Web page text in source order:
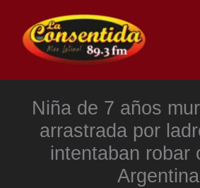
contenido
Niña de 7 años
arrastrada por
intentaban robar
Argentina